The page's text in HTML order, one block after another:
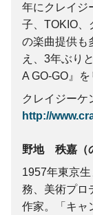
年にクレイジ
子、TOKIO、
の楽曲提供も
え、3年ぶり
A GO-GO』を
クレイジーケ
http://
野地 秩嘉（
1957年東京
務、美術プロ
作家。「キャ